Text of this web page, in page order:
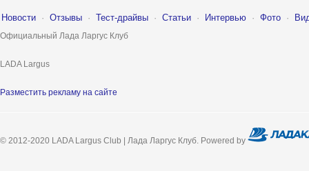
Новости · Отзывы · Тест-драйвы · Статьи · Интервью · Фото ·
Официальный Лада Ларгус Клуб
LADA Largus
Разместить рекламу на сайте
© 2012-2020 LADA Largus Club | Лада Ларгус Клуб. Powered by